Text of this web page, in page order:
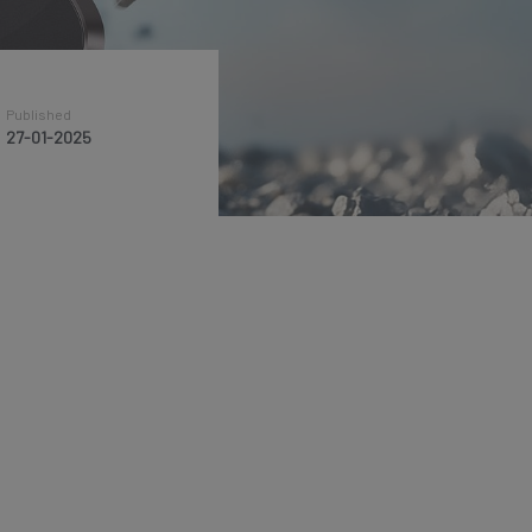
Published
27-01-2025
Published
27-01-2025
Published
27-01-2025